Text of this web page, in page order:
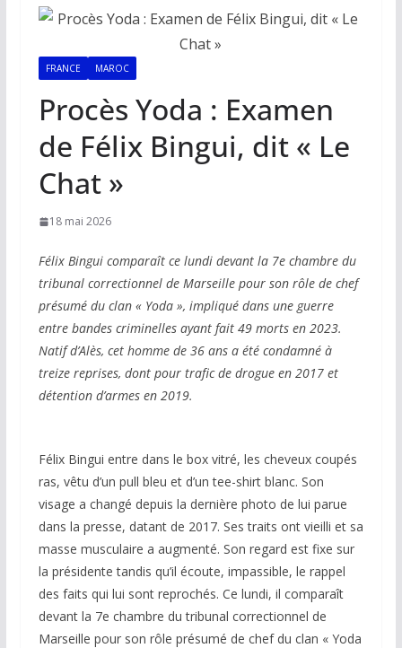
FRANCE MAROC
Procès Yoda : Examen
de Félix Bingui, dit « Le
Chat »
18 mai 2026
Félix Bingui comparaît ce lundi devant la 7e chambre du
tribunal correctionnel de Marseille pour son rôle de chef
présumé du clan « Yoda », impliqué dans une guerre
entre bandes criminelles ayant fait 49 morts en 2023.
Natif d’Alès, cet homme de 36 ans a été condamné à
treize reprises, dont pour trafic de drogue en 2017 et
détention d’armes en 2019.
Félix Bingui entre dans le box vitré, les cheveux coupés
ras, vêtu d’un pull bleu et d’un tee-shirt blanc. Son
visage a changé depuis la dernière photo de lui parue
dans la presse, datant de 2017. Ses traits ont vieilli et sa
masse musculaire a augmenté. Son regard est fixe sur
la présidente tandis qu’il écoute, impassible, le rappel
des faits qui lui sont reprochés. Ce lundi, il comparaît
devant la 7e chambre du tribunal correctionnel de
Marseille pour son rôle présumé de chef du clan « Yoda